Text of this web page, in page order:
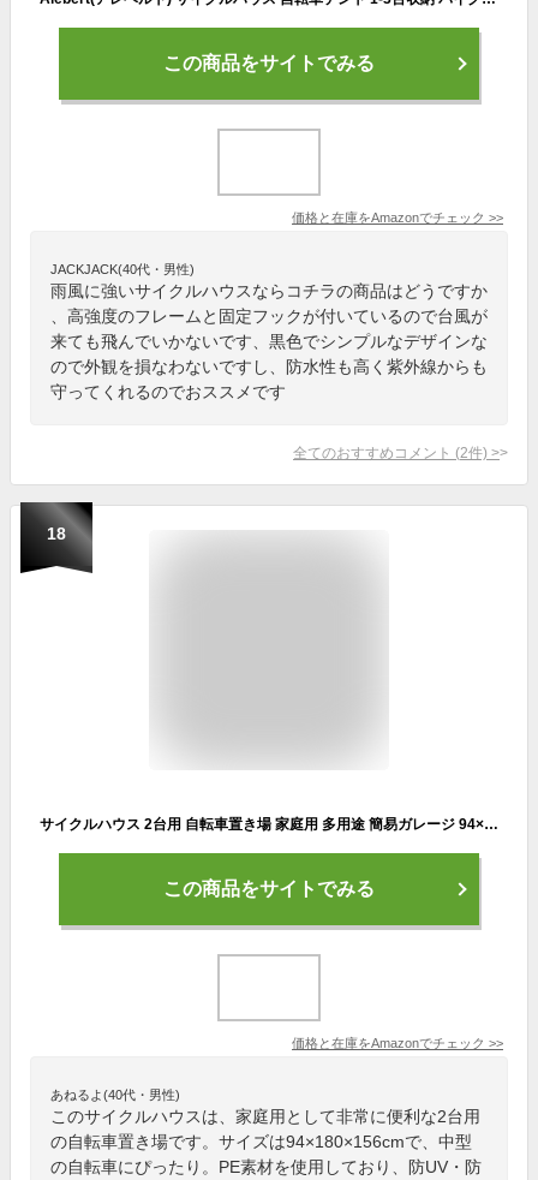
この商品をサイトでみる
価格と在庫をAmazonでチェック >>
JACKJACK(40代・男性)
雨風に強いサイクルハウスならコチラの商品はどうですか
、高強度のフレームと固定フックが付いているので台風が
来ても飛んでいかないです、黒色でシンプルなデザインな
ので外観を損なわないですし、防水性も高く紫外線からも
守ってくれるのでおススメです
全てのおすすめコメント (2件) >
18
サイクルハウス 2台用 自転車置き場 家庭用 多用途 簡易ガレージ 94×180×156cm 中型 シルバーグレー PE素材 防UV 防水 防風 耐水性2000mm 組み立て式 固定バンド付き 金具付き
この商品をサイトでみる
価格と在庫をAmazonでチェック >>
あねるよ(40代・男性)
このサイクルハウスは、家庭用として非常に便利な2台用
の自転車置き場です。サイズは94×180×156cmで、中型
の自転車にぴったり。PE素材を使用しており、防UV・防